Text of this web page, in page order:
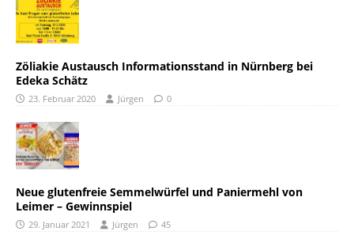
Zöliakie Austausch Informationsstand in Nürnberg bei
Edeka Schätz
23. Februar 2020 Jürgen 0
Neue glutenfreie Semmelwürfel und Paniermehl von
Leimer – Gewinnspiel
29. Januar 2021 Jürgen 45